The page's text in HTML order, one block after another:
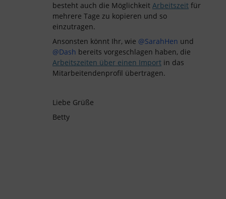
besteht auch die Möglichkeit Arbeitszeit für
mehrere Tage zu kopieren und so
einzutragen.
Ansonsten könnt Ihr, wie @SarahHen und
@Dash bereits vorgeschlagen haben, die
Arbeitszeiten über einen Import in das
Mitarbeitendenprofil übertragen.
Liebe Grüße
Betty